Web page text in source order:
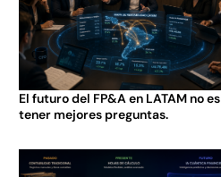
El futuro del FP&A en LATAM no
tener mejores preguntas.